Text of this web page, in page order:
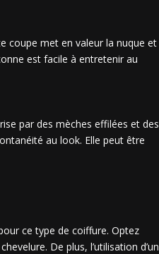
coupe met en valeur la nuque et
est facile à entretenir au
par des mèches effilées et des
au look. Elle peut être
ce type de coiffure. Optez
De plus, l’utilisation d’un